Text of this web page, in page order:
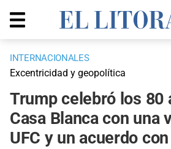
INTERNACIONALES
Excentricidad y geopolítica
Trump celebró los 80
Casa Blanca con una
UFC y un acuerdo